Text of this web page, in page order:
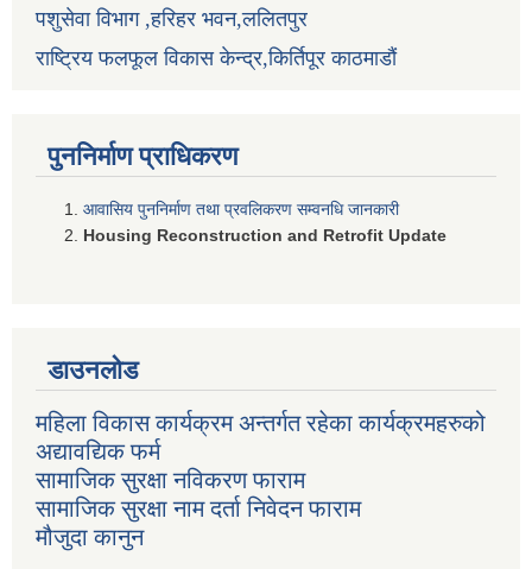
पशुसेवा विभाग ,हरिहर भवन,ललितपुर
राष्ट्रिय फलफूल विकास केन्द्र,किर्तिपूर काठमाडौं
पुननिर्माण प्राधिकरण
आवासिय पुननिर्माण तथा प्रवलिकरण सम्वनधि जानकारी
Housing Reconstruction and Retrofit Update
डाउनलोड
महिला विकास कार्यक्रम अन्तर्गत रहेका कार्यक्रमहरुको
अद्यावद्यिक फर्म
सामाजिक सुरक्षा नविकरण फाराम
सामाजिक सुरक्षा नाम दर्ता निवेदन फाराम
मौजुदा कानुन